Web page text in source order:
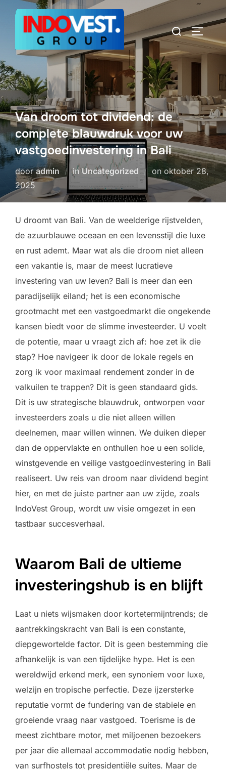
inhoud
Zoek
naar:
Van droom tot dividend: de
complete blauwdruk voor uw
vastgoedinvestering in Bali
dooradmin inUncategorized on Geplaatst
op
oktober 28,
2025
U droomt van Bali. Van de weelderige rijstvelden,
de azuurblauwe oceaan en een levensstijl die luxe
en rust ademt. Maar wat als die droom niet alleen
een vakantie is, maar de meest lucratieve
investering van uw leven? Bali is meer dan een
paradijselijk eiland; het is een economische
grootmacht met een vastgoedmarkt die ongekende
kansen biedt voor de slimme investeerder. U voelt
de potentie, maar u vraagt zich af: hoe zet ik die
stap? Hoe navigeer ik door de lokale regels en
zorg ik voor maximaal rendement zonder in de
valkuilen te trappen? Dit is geen standaard gids.
Dit is uw strategische blauwdruk, ontworpen voor
investeerders zoals u die niet alleen willen
deelnemen, maar willen winnen. We duiken dieper
dan de oppervlakte en onthullen hoe u een solide,
winstgevende en veilige vastgoedinvestering in Bali
realiseert. Uw reis van droom naar dividend begint
hier, en met de juiste partner aan uw zijde, zoals
IndoVest Group, wordt uw visie omgezet in een
tastbaar succesverhaal.
Waarom Bali de ultieme
investeringshub is en blijft
Laat u niets wijsmaken door kortetermijntrends; de
aantrekkingskracht van Bali is een constante,
diepgewortelde factor. Dit is geen bestemming die
afhankelijk is van een tijdelijke hype. Het is een
wereldwijd erkend merk, een synoniem voor luxe,
welzijn en tropische perfectie. Deze ijzersterke
reputatie vormt de fundering van de stabiele en
groeiende vraag naar vastgoed. Toerisme is de
meest zichtbare motor, met miljoenen bezoekers
per jaar die allemaal accommodatie nodig hebben,
van surfhostels tot presidentiële suites. Maar de